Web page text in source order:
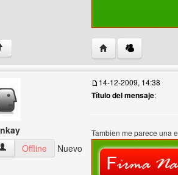
Visitar sitio web del
Ver perfil del usuario
Offline Nuevo
14-12-2009, 14:38
Título del mensaje:
Tambien me parece una